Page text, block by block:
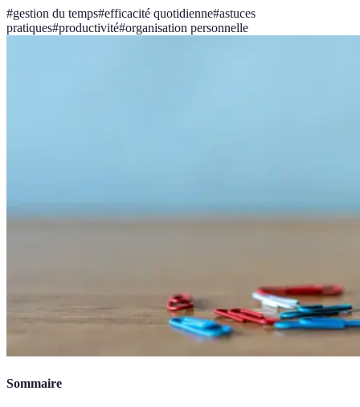
#gestion du temps#efficacité quotidienne#astuces
pratiques#productivité#organisation personnelle
Sommaire